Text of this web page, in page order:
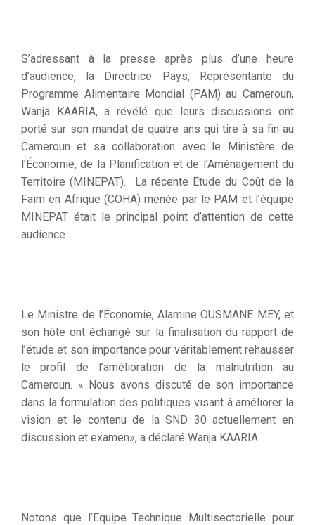
S’adressant à la presse après plus d’une heure
d’audience, la Directrice Pays, Représentante du
Programme Alimentaire Mondial (PAM) au Cameroun,
Wanja KAARIA, a révélé que leurs discussions ont
porté sur son mandat de quatre ans qui tire à sa fin au
Cameroun et sa collaboration avec le Ministère de
l’Économie, de la Planification et de l’Aménagement du
Territoire (MINEPAT). La récente Etude du Coût de la
Faim en Afrique (COHA) menée par le PAM et l’équipe
MINEPAT était le principal point d’attention de cette
audience.
Le Ministre de l’Économie, Alamine OUSMANE MEY, et
son hôte ont échangé sur la finalisation du rapport de
l’étude et son importance pour véritablement rehausser
le profil de l’amélioration de la malnutrition au
Cameroun. « Nous avons discuté de son importance
dans la formulation des politiques visant à améliorer la
vision et le contenu de la SND 30 actuellement en
discussion et examen», a déclaré Wanja KAARIA.
Notons que l’Equipe Technique Multisectorielle pour